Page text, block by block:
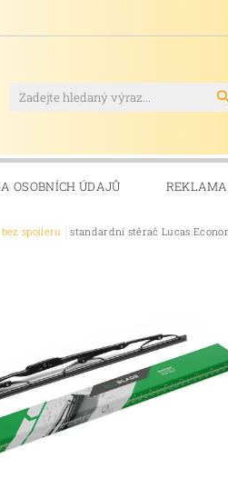
OSOBNÍCH ÚDAJŮ
spoileru standardní stěrač Lucas